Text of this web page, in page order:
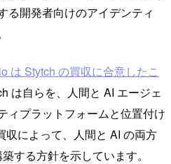
る開発者向けのアイデンティ
は Stytch の買収に合意したこ
は自らを、人間と AI エージェ
ィプラットフォームと位置付け
によって、人間と AI の両方
する方針を示しています。